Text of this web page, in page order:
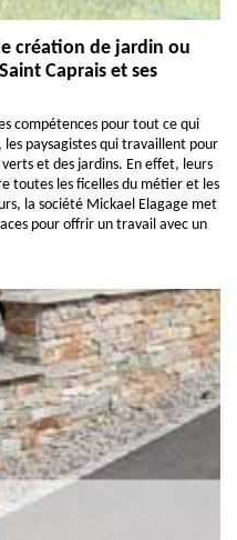
création de jardin ou
Caprais et ses
compétences pour tout ce qui
paysagistes qui travaillent pour
et des jardins. En effet, leurs
toutes les ficelles du métier et les
la société Mickael Elagage met
pour offrir un travail avec un